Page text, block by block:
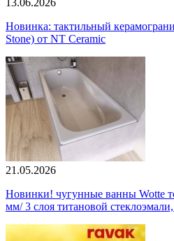
13.06.2026
Новинка: тактильный
Stone) от NT Ceramic
21.05.2026
Новинки! чугунные ванны Wotte
мм/ 3 слоя титановой